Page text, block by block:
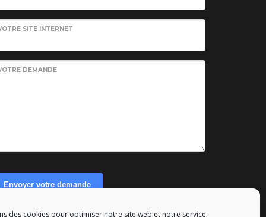
des cookies pour optimiser notre site web et notre service.
SITE INTERNET
DEMANDE
Envoyer votre demande